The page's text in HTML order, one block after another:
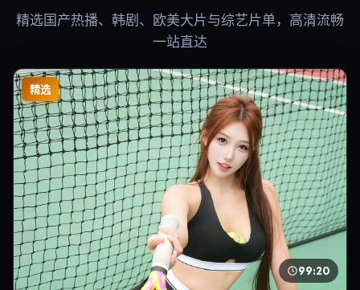
精选国产热播、韩剧、欧美大片与综艺片单，高清流畅
一站直达
精选
99:20